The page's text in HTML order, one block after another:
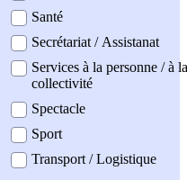
Santé
Secrétariat / Assistanat
Services à la personne / à la
collectivité
Spectacle
Sport
Transport / Logistique